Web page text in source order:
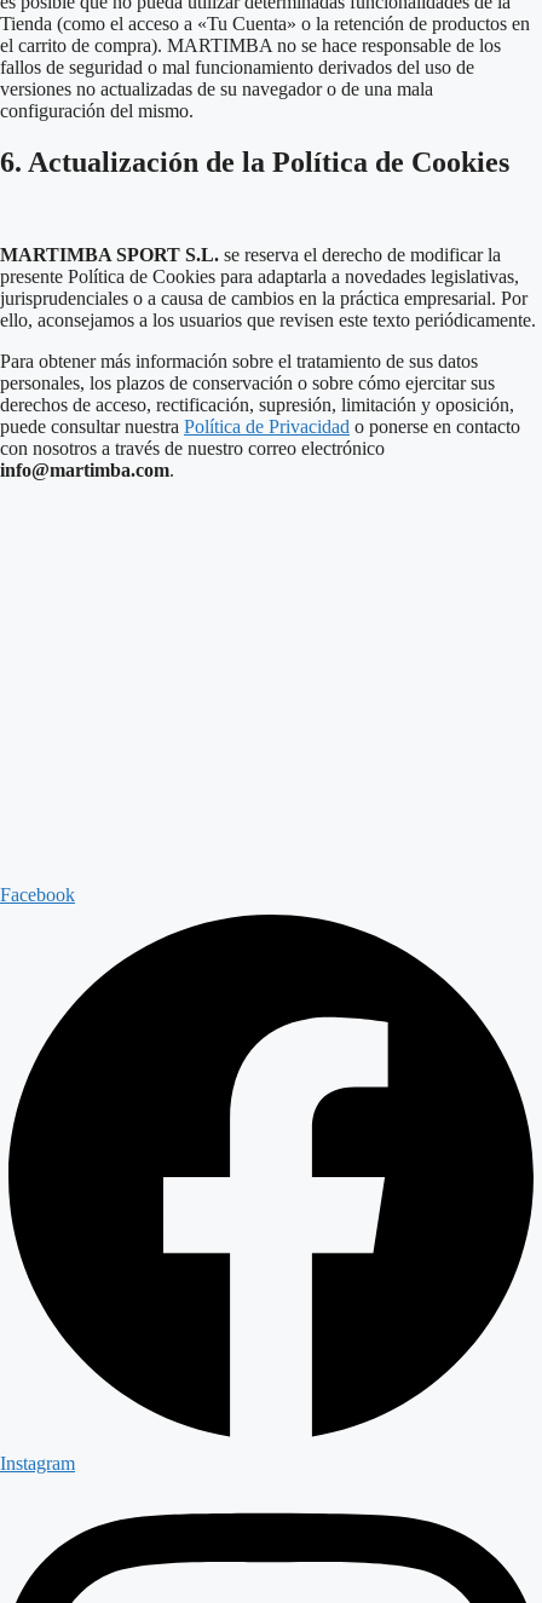
Tienda (como el acceso a «Tu Cuenta» o la retención de productos en
el carrito de compra). MARTIMBA no se hace responsable de los
fallos de seguridad o mal funcionamiento derivados del uso de
versiones no actualizadas de su navegador o de una mala
configuración del mismo.
6. Actualización de la Política de Cookies
MARTIMBA SPORT S.L. se reserva el derecho de modificar la
presente Política de Cookies para adaptarla a novedades legislativas,
jurisprudenciales o a causa de cambios en la práctica empresarial. Por
ello, aconsejamos a los usuarios que revisen este texto periódicamente.
Para obtener más información sobre el tratamiento de sus datos
personales, los plazos de conservación o sobre cómo ejercitar sus
derechos de acceso, rectificación, supresión, limitación y oposición,
puede consultar nuestra Política de Privacidad o ponerse en contacto
con nosotros a través de nuestro correo electrónico
info@martimba.com.
Facebook
Instagram